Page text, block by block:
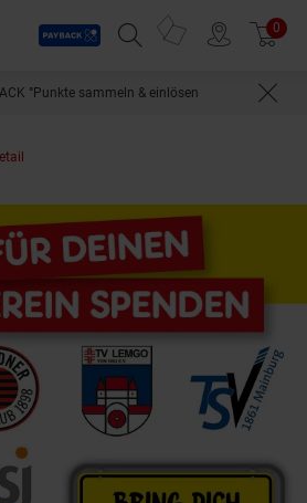
Payback
Suchfeld einblenden
Prospekte 0
°Punkte sammeln & einlösen